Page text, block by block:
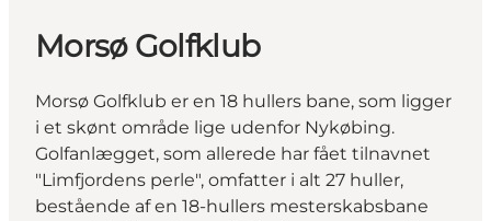
Morsø Golfklub
Morsø Golfklub er en 18 hullers bane, som ligger
i et skønt område lige udenfor Nykøbing.
Golfanlægget, som allerede har fået tilnavnet
"Limfjordens perle", omfatter i alt 27 huller,
bestående af en 18-hullers mesterskabsbane